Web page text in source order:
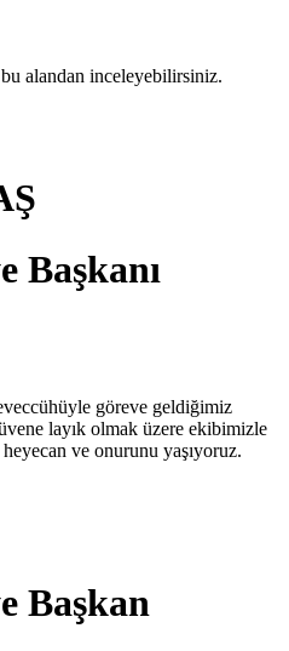
alandan inceleyebilirsiniz.
Başkanı
göreve geldiğimiz
layık olmak üzere ekibimizle
ve onurunu yaşıyoruz.
Başkan